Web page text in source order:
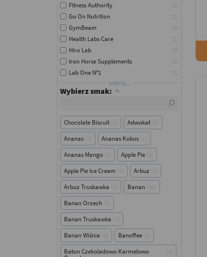
Fitness Authority
Go On Nutrition
GymBeam
Health Labs Care
Hiro Lab
Iron Horse Supplements
Lab One N°1
więcej...
Wybierz smak:
Chocolate Biscuit Adwokat
Ananas
Ananas Kokos
Ananas Mango
Apple Pie
Apple Pie Ice Cream
Arbuz
Arbuz Truskawka
Banan
Banan Orzech
Banan Truskawka
Banan Wiśnia
Banoffee
Baton Czekoladowo Karmelowo